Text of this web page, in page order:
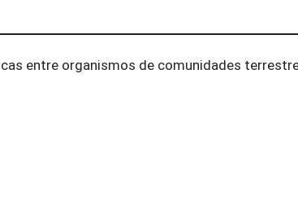
entre organismos de comunidades